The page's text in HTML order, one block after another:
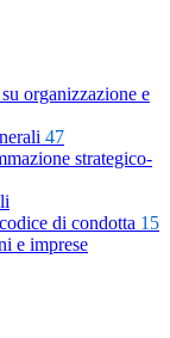
organizzazione e
47
strategico-
di condotta 15
e imprese